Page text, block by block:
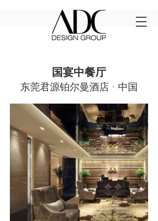
国宴中餐厅
东莞君源铂尔曼酒店 · 中国